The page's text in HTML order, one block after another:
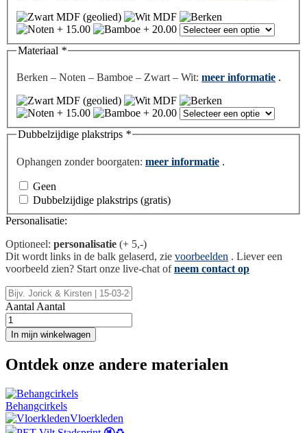
Materiaal *
Berken – Noten – Bamboe – Zwart – Wit: meer informatie .
Dubbelzijdige plakstrips *
Ophangen zonder boorgaten: meer informatie .
Geen
Dubbelzijdige plakstrips (gratis)
Personalisatie:
Optioneel: personalisatie (+ 5,-)
Dit wordt links in de balk gelaserd, zie voorbeelden . Liever een
voorbeeld zien? Start onze live-chat ofneem contact op
Aantal Aantal
In mijn winkelwagen
Ontdek onze andere materialen
Behangcirkels
Vloerkleden